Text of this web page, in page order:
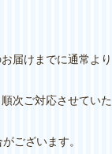
届けまでに通常より
次ご対応させていた
ございます。